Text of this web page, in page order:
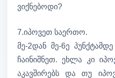
ვიქნებოდი?
7.იპოვეთ საერთო.
მე-2დან მე-6ე
ჩაინიშნეთ. ეხლა კი
აკავშირებს და თუ